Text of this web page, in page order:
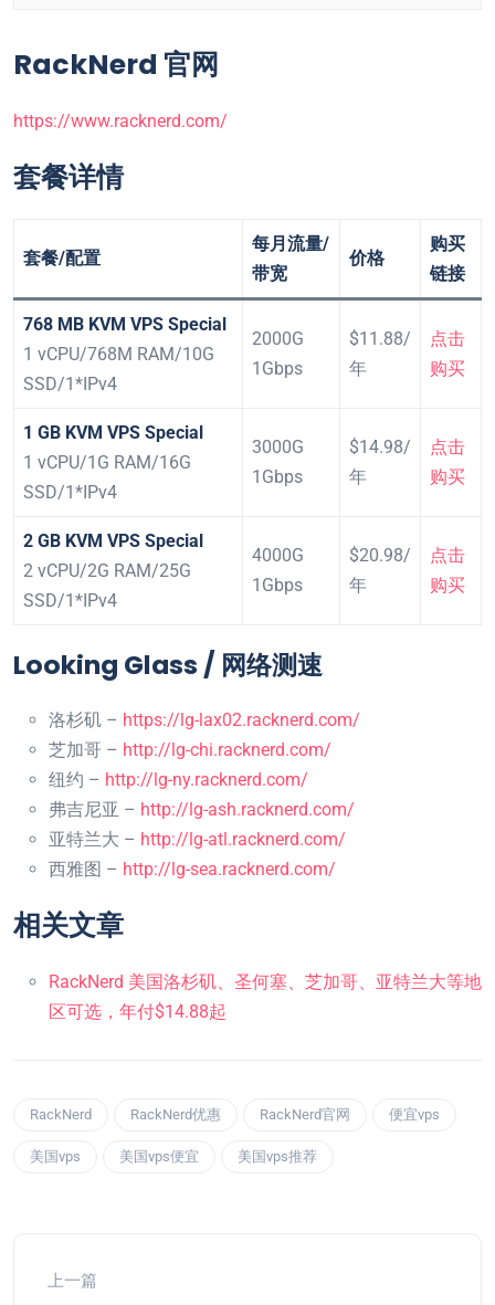
RackNerd 官网
https://www.racknerd.com/
套餐详情
套餐/配置
每月流量/
带宽
价格
购买
链接
768 MB KVM VPS Special
1 vCPU/768M RAM/10G
SSD/1*IPv4
2000G
1Gbps
$11.88/
年
点击
购买
1 GB KVM VPS Special
1 vCPU/1G RAM/16G
SSD/1*IPv4
3000G
1Gbps
$14.98/
年
点击
购买
2 GB KVM VPS Special
2 vCPU/2G RAM/25G
SSD/1*IPv4
4000G
1Gbps
$20.98/
年
点击
购买
Looking Glass / 网络测速
洛杉矶 – https://lg-lax02.racknerd.com/
芝加哥 – http://lg-chi.racknerd.com/
纽约 – http://lg-ny.racknerd.com/
弗吉尼亚 – http://lg-ash.racknerd.com/
亚特兰大 – http://lg-atl.racknerd.com/
西雅图 – http://lg-sea.racknerd.com/
相关文章
RackNerd 美国洛杉矶、圣何塞、芝加哥、亚特兰大等地
区可选，年付$14.88起
RackNerd RackNerd优惠 RackNerd官网 便宜vps
美国vps 美国vps便宜 美国vps推荐
上一篇